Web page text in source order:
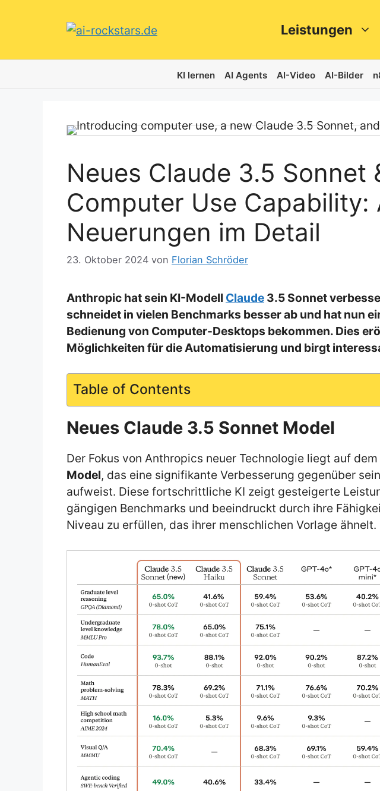
Leistungen
KI lernen AI Agents AI-Video AI-Bilder
Neues Claude 3.5 Sonnet
Computer Use Capability:
Neuerungen im Detail
23. Oktober 2024 von Florian Schröder
Anthropic hat sein KI-Modell Claude 3.5 Sonnet
schneidet in vielen Benchmarks besser ab und hat nun
Bedienung von Computer-Desktops bekommen. Dies
Möglichkeiten für die Automatisierung und birgt
Table of Contents
Neues Claude 3.5 Sonnet Model
Der Fokus von Anthropics neuer Technologie liegt auf dem
Model, das eine signifikante Verbesserung gegenüber
aufweist. Diese fortschrittliche KI zeigt gesteigerte
gängigen Benchmarks und beeindruckt durch ihre
Niveau zu erfüllen, das ihrer menschlichen Vorlage ähnelt.